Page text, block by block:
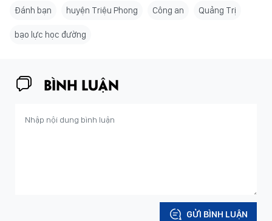
Đánh bạn huyện Triệu Phong Công an Quảng Trị
bạo lực học đường
BÌNH LUẬN
GỬI BÌNH LUẬN